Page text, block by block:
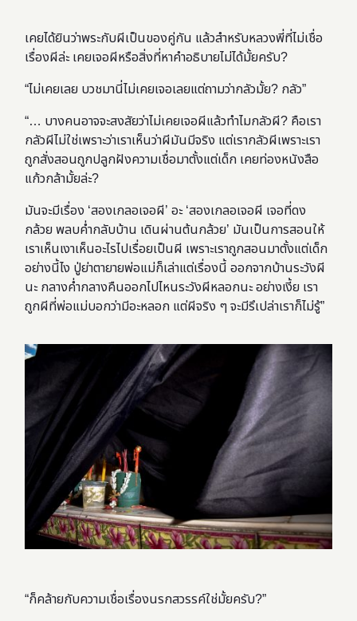
เคยได้ยินว่าพระกับผีเป็นของคู่กัน แล้วสำหรับหลวงพี่ที่ไม่เชื่อ
เรื่องผีล่ะ เคยเจอผีหรือสิ่งที่หาคำอธิบายไม่ได้มั้ยครับ?
“ไม่เคยเลย บวชมานี่ไม่เคยเจอเลยแต่ถามว่ากลัวมั้ย? กลัว”
“… บางคนอาจจะสงสัยว่าไม่เคยเจอผีแล้วทำไมกลัวผี? คือเรา
กลัวผีไม่ใช่เพราะว่าเราเห็นว่าผีมันมีจริง แต่เรากลัวผีเพราะเรา
ถูกสั่งสอนถูกปลูกฝังความเชื่อมาตั้งแต่เด็ก เคยท่องหนังสือ
แก้วกล้ามั้ยล่ะ?
มันจะมีเรื่อง ‘สองเกลอเจอผี’ อะ ‘สองเกลอเจอผี เจอที่ดง
กล้วย พลบค่ำกลับบ้าน เดินผ่านต้นกล้วย’ มันเป็นการสอนให้
เราเห็นเงาเห็นอะไรไปเรื่อยเป็นผี เพราะเราถูกสอนมาตั้งแต่เด็ก
อย่างนี้ไง ปู่ย่าตายายพ่อแม่ก็เล่าแต่เรื่องนี้ ออกจากบ้านระวังผี
นะ กลางค่ำกลางคืนออกไปไหนระวังผีหลอกนะ อย่างเงี้ย เรา
ถูกผีที่พ่อแม่บอกว่ามีอะหลอก แต่ผีจริง ๆ จะมีรึเปล่าเราก็ไม่รู้”
“ก็คล้ายกับความเชื่อเรื่องนรกสวรรค์ใช่มั้ยครับ?”